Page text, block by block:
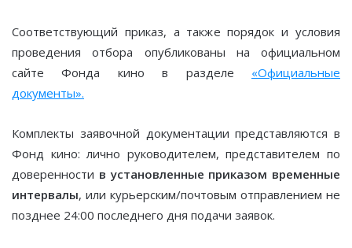
Соответствующий приказ, а также порядок и условия
проведения отбора опубликованы на официальном
сайте Фонда кино в разделе «Официальные
документы».
Комплекты заявочной документации представляются в
Фонд кино: лично руководителем, представителем по
доверенности в установленные приказом временные
интервалы, или курьерским/почтовым отправлением не
позднее 24:00 последнего дня подачи заявок.